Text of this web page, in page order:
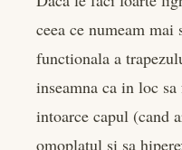
ceea ce numeam mai
functionala a
inseamna ca in loc
intoarce capul (cand
omoplatul si sa